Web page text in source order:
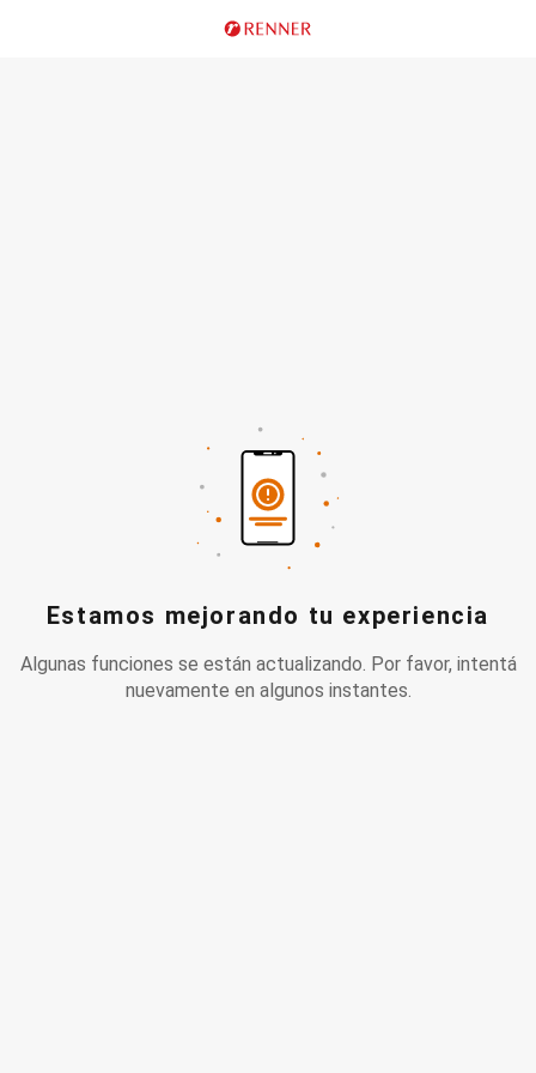
Estamos mejorando tu experiencia
Algunas funciones se están actualizando. Por favor, intentá
nuevamente en algunos instantes.